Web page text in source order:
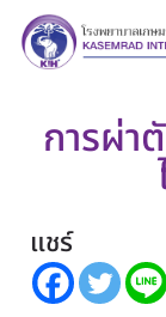
การผ่า
แชร์